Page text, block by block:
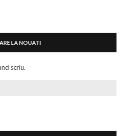
LA NOUATI
scriu.